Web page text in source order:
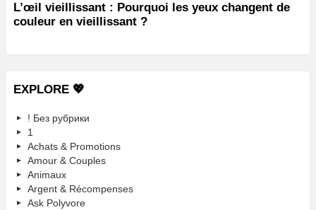
L’œil vieillissant : Pourquoi les yeux changent de
couleur en vieillissant ?
EXPLORE 💖
! Без рубрики
1
Achats & Promotions
Amour & Couples
Animaux
Argent & Récompenses
Ask Polyvore